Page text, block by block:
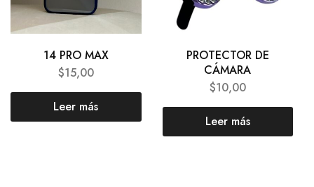
14 PRO MAX
$15,00
Leer más
PROTECTOR DE
CÁMARA
$10,00
Leer más